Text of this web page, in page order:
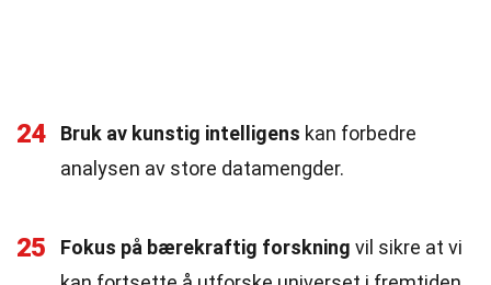
24 Bruk av kunstig intelligens kan forbedre
analysen av store datamengder.
25 Fokus på bærekraftig forskning vil sikre at vi